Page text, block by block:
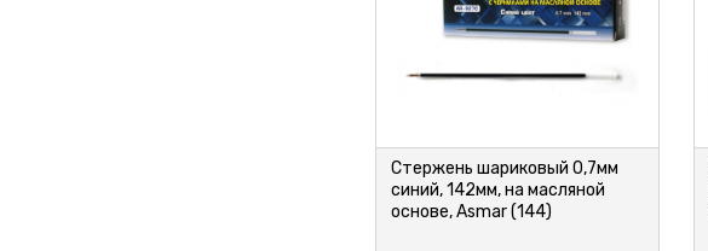
Стержень шариковый 0,7мм
синий, 142мм, на масляной
основе, Asmar (144)